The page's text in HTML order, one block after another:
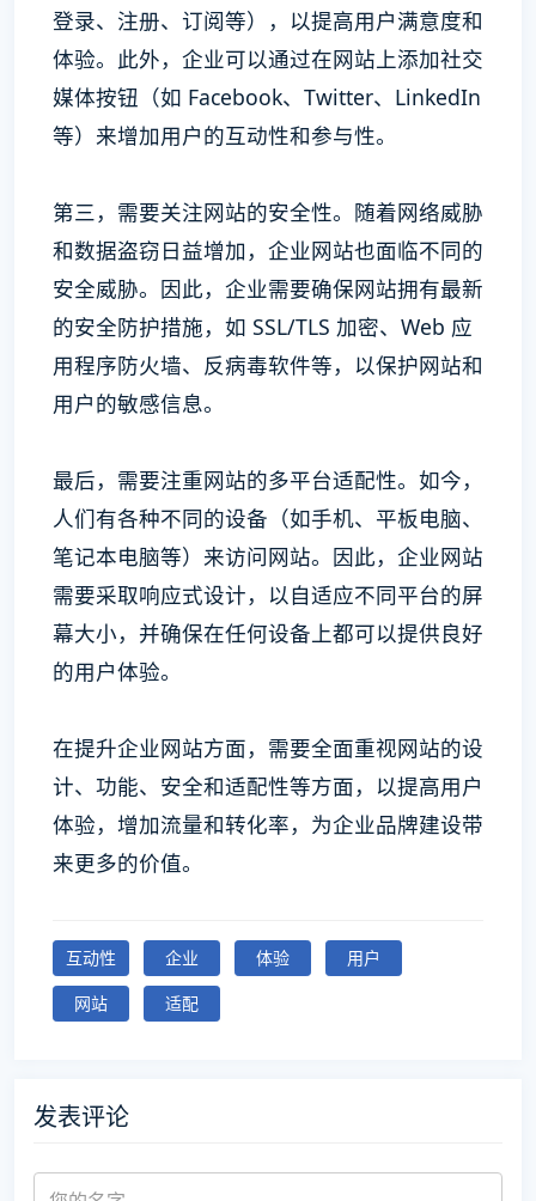
登录、注册、订阅等），以提高用户满意度和
体验。此外，企业可以通过在网站上添加社交
媒体按钮（如 Facebook、Twitter、LinkedIn
等）来增加用户的互动性和参与性。
第三，需要关注网站的安全性。随着网络威胁
和数据盗窃日益增加，企业网站也面临不同的
安全威胁。因此，企业需要确保网站拥有最新
的安全防护措施，如 SSL/TLS 加密、Web 应
用程序防火墙、反病毒软件等，以保护网站和
用户的敏感信息。
最后，需要注重网站的多平台适配性。如今，
人们有各种不同的设备（如手机、平板电脑、
笔记本电脑等）来访问网站。因此，企业网站
需要采取响应式设计，以自适应不同平台的屏
幕大小，并确保在任何设备上都可以提供良好
的用户体验。
在提升企业网站方面，需要全面重视网站的设
计、功能、安全和适配性等方面，以提高用户
体验，增加流量和转化率，为企业品牌建设带
来更多的价值。
互动性 企业 体验
用户
网站
适配
发表评论